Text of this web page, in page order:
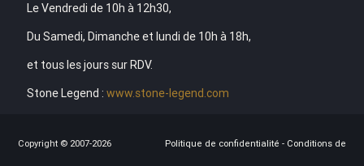
Le Vendredi de 10h à 12h30,
Du Samedi, Dimanche et lundi de 10h à 18h,
et tous les jours sur RDV.
Stone Legend : www.stone-legend.com
Copyright © 2007-2026 Politique de confidentialité - Conditions de